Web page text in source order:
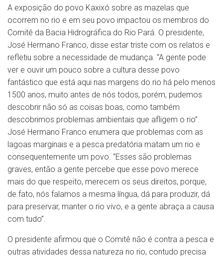
A exposição do povo Kaxixó sobre as mazelas que
ocorrem no rio e em seu povo impactou os membros do
Comitê da Bacia Hidrográfica do Rio Pará. O presidente,
José Hermano Franco, disse estar triste com os relatos e
refletiu sobre a necessidade de mudança. “A gente pode
ver e ouvir um pouco sobre a cultura desse povo
fantástico que está aqui nas margens do rio há pelo menos
1500 anos, muito antes de nós todos, porém, pudemos
descobrir não só as coisas boas, como também
descobrimos problemas ambientais que afligem o rio”.
José Hermano Franco enumera que problemas com as
lagoas marginais e a pesca predatória matam um rio e
consequentemente um povo. “Esses são problemas
graves, então a gente percebe que esse povo merece
mais do que respeito, merecem os seus direitos, porque,
de fato, nós falamos a mesma língua, dá para produzir, dá
para preservar, manter o rio vivo, e a gente abraça a causa
com tudo”.
O presidente afirmou que o Comitê não é contra a pesca e
outras atividades dessa natureza no rio, contudo precisa